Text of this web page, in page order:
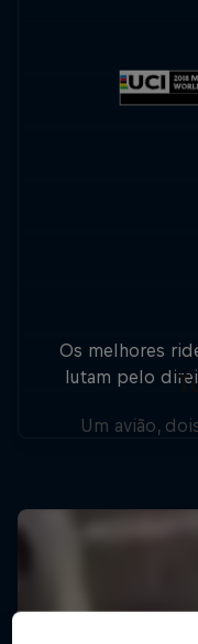
Os melhores
lutam pelo
Um avião,